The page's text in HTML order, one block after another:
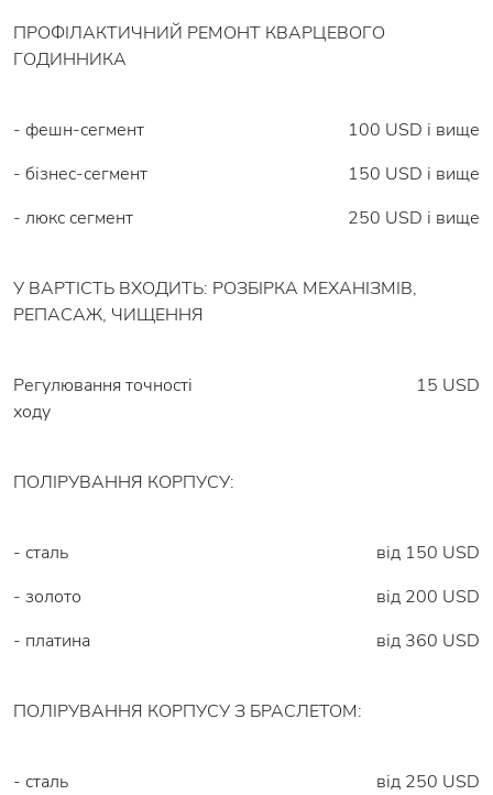
ПРОФІЛАКТИЧНИЙ РЕМОНТ КВАРЦЕВОГО
ГОДИННИКА
- фешн-сегмент
100 USD і вище
- бізнес-сегмент
150 USD і вище
- люкс сегмент
250 USD і вище
У ВАРТІСТЬ ВХОДИТЬ: РОЗБІРКА МЕХАНІЗМІВ,
РЕПАСАЖ, ЧИЩЕННЯ
Регулювання точності
ходу
15 USD
ПОЛІРУВАННЯ КОРПУСУ:
- сталь
від 150 USD
- золото
від 200 USD
- платина
від 360 USD
ПОЛІРУВАННЯ КОРПУСУ З БРАСЛЕТОМ:
- сталь від 250 USD